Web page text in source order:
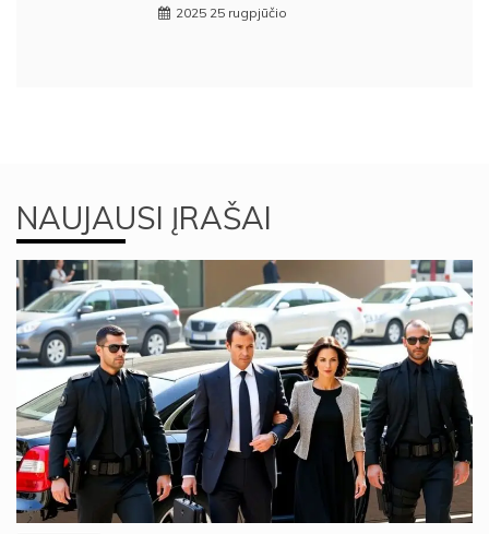
2025 25 rugpjūčio
NAUJAUSI ĮRAŠAI